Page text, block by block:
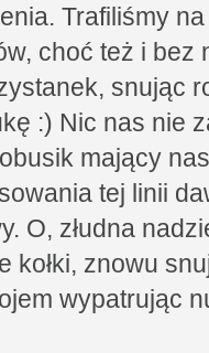
Trafiliśmy
choć też i bez
snując
:) Nic nas nie
mający
tej linii
O, złudna
kołki, znowu
wypatrując